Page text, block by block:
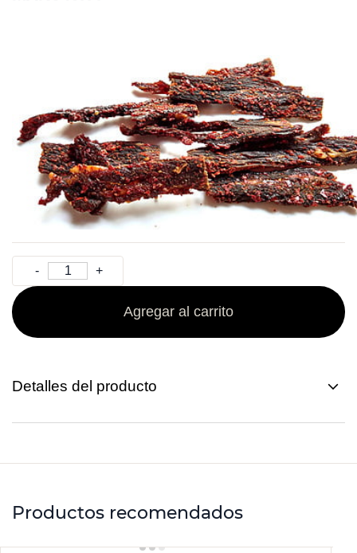
Agregar al carrito
Detalles del producto
Productos recomendados